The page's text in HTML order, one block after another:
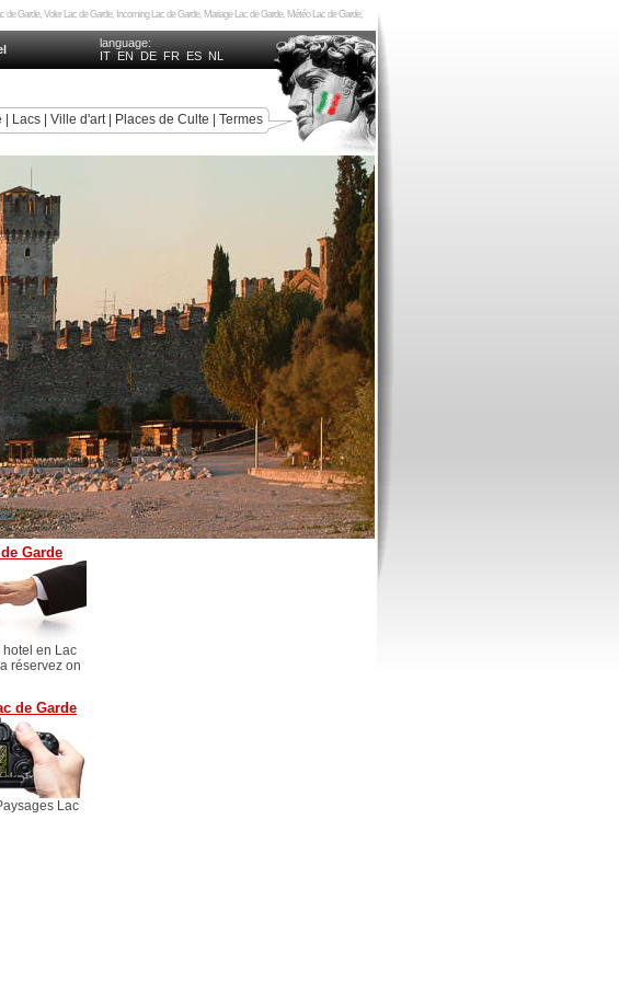
Garde, Voler Lac de Garde, Incoming Lac de Garde, Mariage Lac de Garde, Météo Lac de Garde,
language:
IT EN DE FR ES NL
Lacs Ville d'art| Places de Culte Termes
Garde
hotel en Lac
réservez on
de Garde
Lac